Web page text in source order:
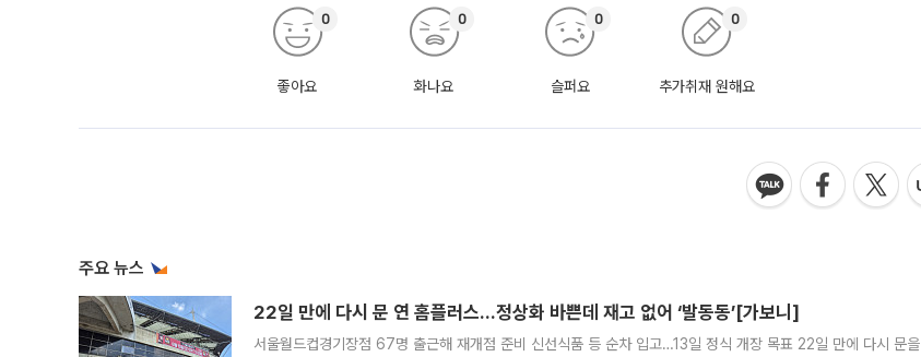
좋아요
0
화나요
0
슬퍼요
0
추가취재 원해요
0
주요 뉴스
22일 만에 다시 문 연 홈플러스…정상화 바쁜데 재고 없어 ‘발동동’[가보니]
서울월드컵경기장점 67명 출근해 재개점 준비 신선식품 등 순차 입고…13일 정식 개장 목표 22일 만에 다시 문을